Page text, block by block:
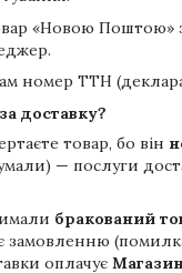
«Новою Поштою»
номер ТТН
доставку?
товар, бо він
— послуги
бракований
замовленню
оплачує